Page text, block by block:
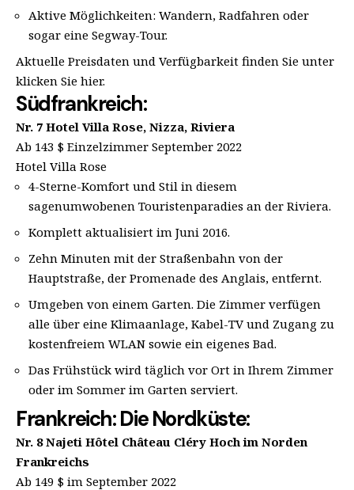
Aktive Möglichkeiten: Wandern, Radfahren oder
sogar eine Segway-Tour.
Aktuelle Preisdaten und Verfügbarkeit finden Sie unter
klicken Sie hier.
Südfrankreich:
Nr. 7 Hotel Villa Rose, Nizza, Riviera
Ab 143 $ Einzelzimmer September 2022
Hotel Villa Rose
4-Sterne-Komfort und Stil in diesem
sagenumwobenen Touristenparadies an der Riviera.
Komplett aktualisiert im Juni 2016.
Zehn Minuten mit der Straßenbahn von der
Hauptstraße, der Promenade des Anglais, entfernt.
Umgeben von einem Garten. Die Zimmer verfügen
alle über eine Klimaanlage, Kabel-TV und Zugang zu
kostenfreiem WLAN sowie ein eigenes Bad.
Das Frühstück wird täglich vor Ort in Ihrem Zimmer
oder im Sommer im Garten serviert.
Frankreich: Die Nordküste:
Nr. 8 Najeti Hôtel Château Cléry Hoch im Norden
Frankreichs
Ab 149 $ im September 2022